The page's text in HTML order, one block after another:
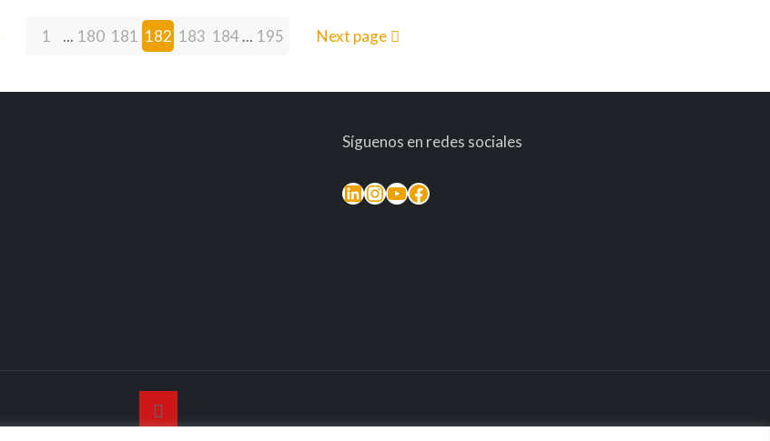
1 ... 180 181 182 183 184 ... 195 Next page
Síguenos en redes sociales
LinkedIn
Instagram
YouTube
Facebook